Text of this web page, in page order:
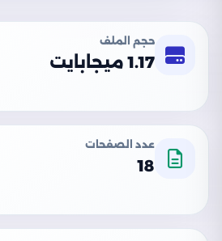
حجم الملف
1.17 ميجابايت
عدد الصفحات
18